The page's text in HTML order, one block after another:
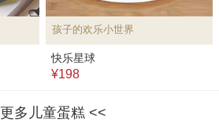
孩子的欢乐小世界
快乐星球
¥198
更多儿童蛋糕